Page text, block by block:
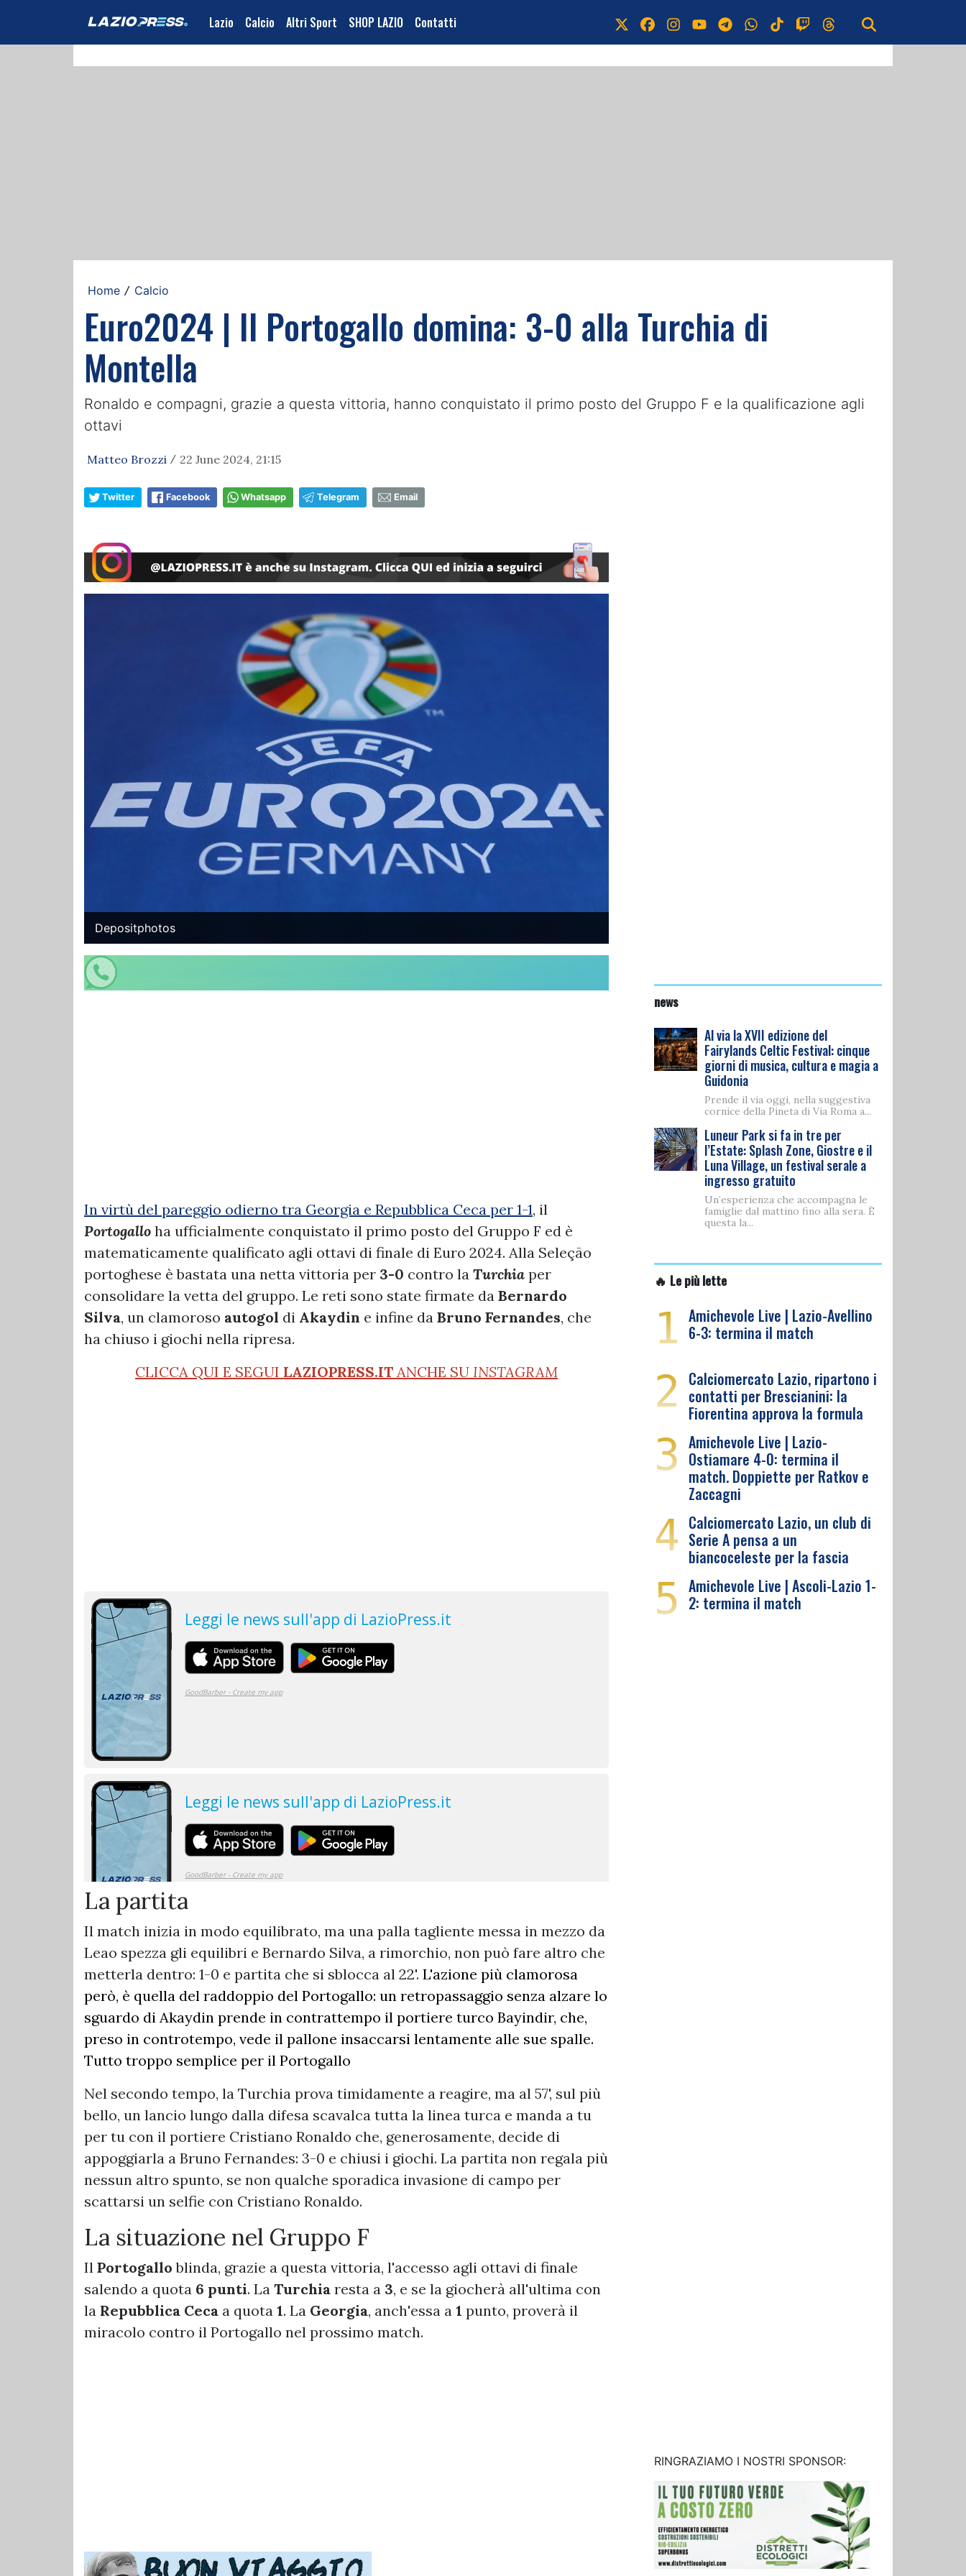
Lazio Calcio Altri Sport SHOP LAZIO Contatti
Home / Calcio
Euro2024 | Il Portogallo domina: 3-0 alla Turchia di
Montella
Ronaldo e compagni, grazie a questa vittoria, hanno conquistato il primo posto del Gruppo F e la qualificazione agli
ottavi
Matteo Brozzi / 22 June 2024, 21:15
Twitter Facebook Whatsapp Telegram Email
Depositphotos
In virtù del pareggio odierno tra Georgia e Repubblica Ceca per 1-1, il
Portogallo ha ufficialmente conquistato il primo posto del Gruppo F ed è
matematicamente qualificato agli ottavi di finale di Euro 2024. Alla Seleção
portoghese è bastata una netta vittoria per 3-0 contro la Turchia per
consolidare la vetta del gruppo. Le reti sono state firmate da Bernardo
Silva, un clamoroso autogol di Akaydin e infine da Bruno Fernandes, che
ha chiuso i giochi nella ripresa.
CLICCA QUI E SEGUI LAZIOPRESS.IT ANCHE SU INSTAGRAM
La partita
Il match inizia in modo equilibrato, ma una palla tagliente messa in mezzo da
Leao spezza gli equilibri e Bernardo Silva, a rimorchio, non può fare altro che
metterla dentro: 1-0 e partita che si sblocca al 22'. L'azione più clamorosa
però, è quella del raddoppio del Portogallo: un retropassaggio senza alzare lo
sguardo di Akaydin prende in contrattempo il portiere turco Bayindir, che,
preso in controtempo, vede il pallone insaccarsi lentamente alle sue spalle.
Tutto troppo semplice per il Portogallo
Nel secondo tempo, la Turchia prova timidamente a reagire, ma al 57', sul più
bello, un lancio lungo dalla difesa scavalca tutta la linea turca e manda a tu
per tu con il portiere Cristiano Ronaldo che, generosamente, decide di
appoggiarla a Bruno Fernandes: 3-0 e chiusi i giochi. La partita non regala più
nessun altro spunto, se non qualche sporadica invasione di campo per
scattarsi un selfie con Cristiano Ronaldo.
La situazione nel Gruppo F
Il Portogallo blinda, grazie a questa vittoria, l'accesso agli ottavi di finale
salendo a quota 6 punti. La Turchia resta a 3, e se la giocherà all'ultima con
la Repubblica Ceca a quota 1. La Georgia, anch'essa a 1 punto, proverà il
miracolo contro il Portogallo nel prossimo match.
news
Al via la XVII edizione del
Fairylands Celtic Festival: cinque
giorni di musica, cultura e magia a
Guidonia
Prende il via oggi, nella suggestiva
cornice della Pineta di Via Roma a...
Luneur Park si fa in tre per
l’Estate: Splash Zone, Giostre e il
Luna Village, un festival serale a
ingresso gratuito
Un’esperienza che accompagna le
famiglie dal mattino fino alla sera. È
questa la...
🔥 Le più lette
1 Amichevole Live | Lazio-Avellino
6-3: termina il match
2 Calciomercato Lazio, ripartono i
contatti per Brescianini: la
Fiorentina approva la formula
3 Amichevole Live | Lazio-
Ostiamare 4-0: termina il
match. Doppiette per Ratkov e
Zaccagni
4 Calciomercato Lazio, un club di
Serie A pensa a un
biancoceleste per la fascia
5 Amichevole Live | Ascoli-Lazio 1-
2: termina il match
RINGRAZIAMO I NOSTRI SPONSOR: